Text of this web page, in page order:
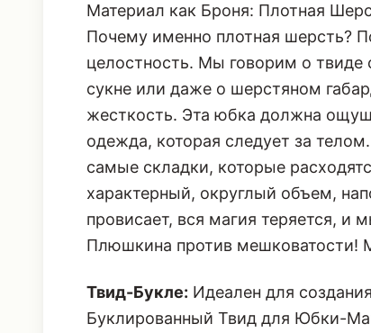
Материал как Броня: Плотная
Почему именно плотная шерсть?
целостность. Мы говорим о
сукне или даже о шерстяном
жесткость. Эта юбка должна
одежда, которая следует за
самые складки, которые
характерный, округлый объем,
провисает, вся магия теряется,
Плюшкина против мешковатости!
Твид-Букле: Идеален для
Буклированный Твид для Юбки-